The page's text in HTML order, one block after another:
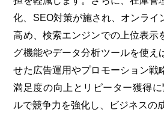
化、SEO対策が施され、オンライ
高め、検索エンジンでの上位表示
グ機能やデータ分析ツールを使え
せた広告運用やプロモーション戦
満足度の向上とリピーター獲得
ルで競争力を強化し、ビジネスの